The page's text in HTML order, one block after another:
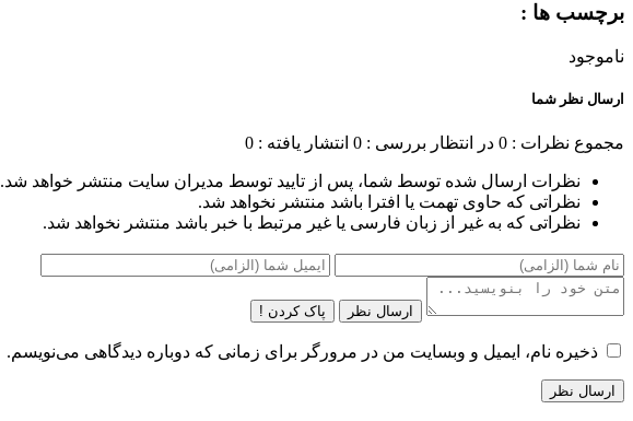
برچسب ها :
ناموجود
ارسال نظر شما
مجموع نظرات : 0 در انتظار بررسی : 0 انتشار یافته : 0
نظرات ارسال شده توسط شما، پس از تایید توسط مدیران سایت منتشر خواهد شد.
نظراتی که حاوی تهمت یا افترا باشد منتشر نخواهد شد.
نظراتی که به غیر از زبان فارسی یا غیر مرتبط با خبر باشد منتشر نخواهد شد.
ارسال نظر پاک کردن !
ذخیره نام، ایمیل و وبسایت من در مرورگر برای زمانی که دوباره دیدگاهی می‌نویسم.